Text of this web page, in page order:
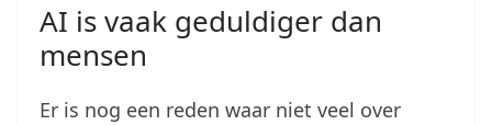
AI is vaak geduldiger dan
mensen
Er is nog een reden waar niet veel over